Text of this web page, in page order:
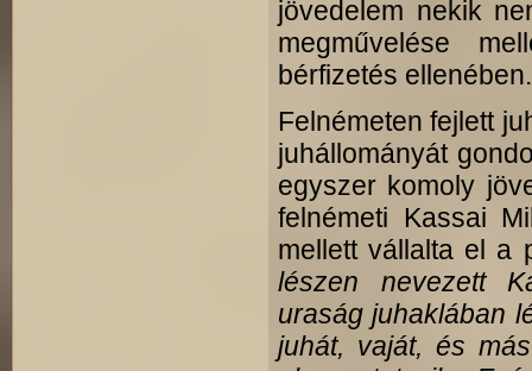
jövedelem nekik
megművelése
bérfizetés ellenében.
Felnémeten fejlett
juhállományát
egyszer komoly
felnémeti Kassai
mellett vál­lalta el a
lészen nevezett
uraság juhaklában
juhát, vaját, és